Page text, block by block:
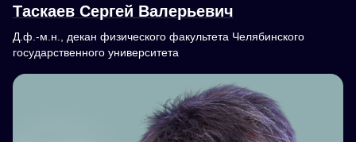
Таскаев Сергей Валерьевич
Д.ф.-м.н., декан физического факультета Челябинского
государственного университета